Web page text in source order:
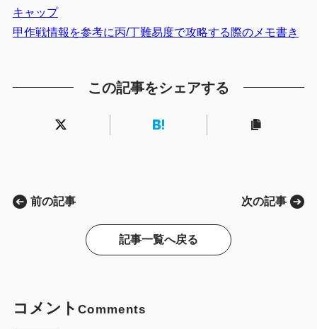
キャップ
甲作戦情報を参考に丙/丁難易度で攻略する際のメモ書き
この記事をシェアする
前の記事
記事一覧へ戻る
次の記事
コメント Comments